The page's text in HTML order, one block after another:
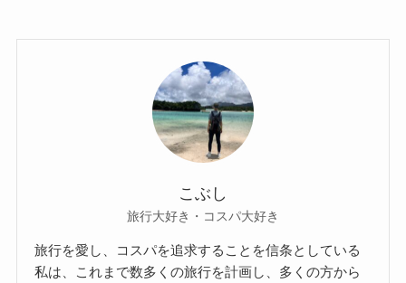
こぶし
旅行大好き・コスパ大好き
旅行を愛し、コスパを追求することを信条としている
私は、これまで数多くの旅行を計画し、多くの方から